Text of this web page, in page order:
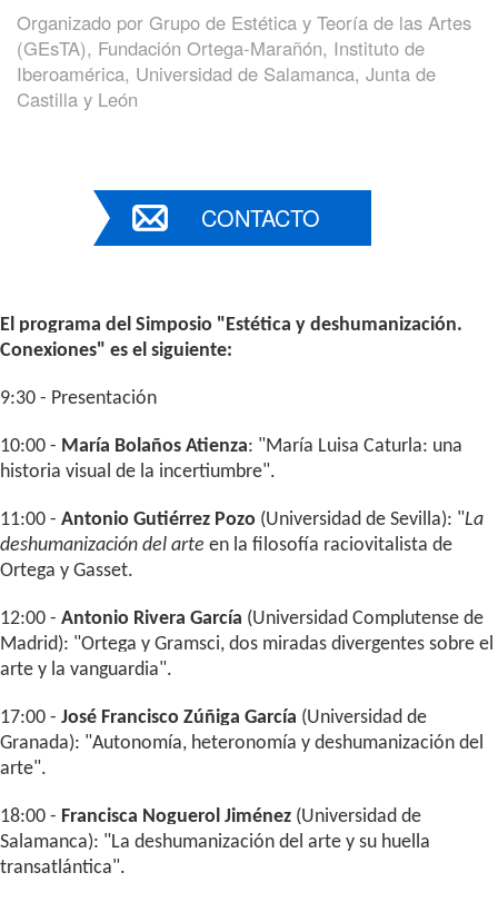
Organizado por Grupo de Estética y Teoría de las Artes
(GEsTA), Fundación Ortega-Marañón, Instituto de
Iberoamérica, Universidad de Salamanca, Junta de
Castilla y León
CONTACTO
El programa del Simposio "Estética y deshumanización.
Conexiones" es el siguiente:
9:30 - Presentación
10:00 - María Bolaños Atienza: "María Luisa Caturla: una
historia visual de la incertiumbre".
11:00 - Antonio Gutiérrez Pozo (Universidad de Sevilla): "La
deshumanización del arte en la filosofía raciovitalista de
Ortega y Gasset.
12:00 - Antonio Rivera García (Universidad Complutense de
Madrid): "Ortega y Gramsci, dos miradas divergentes sobre el
arte y la vanguardia".
17:00 - José Francisco Zúñiga García (Universidad de
Granada): "Autonomía, heteronomía y deshumanización del
arte".
18:00 - Francisca Noguerol Jiménez (Universidad de
Salamanca): "La deshumanización del arte y su huella
transatlántica".